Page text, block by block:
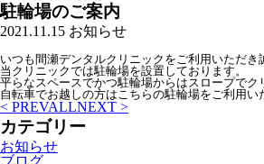
駐輪場のご案内
2021.11.15 お知らせ
いつも間瀬デンタルクリニックをご利用いただ
当クリニックでは駐輪場を設置しております。
平らなスペースでかつ駐輪場からはスロープで
自転車でお越しの方はこちらの駐輪場をご利用
< PREVALLNEXT >
カテゴリー
お知らせ
ブログ